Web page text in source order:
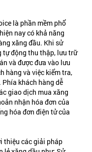
là phần mềm phổ
nay có khả năng
xăng đầu. Khi sử
tự động thu thập, lưu trữ
và được đưa vào lưu
hàng và việc kiểm tra,
khách hàng dễ
giao dịch mua xăng
nhận hóa đơn của
hóa đơn điện tử của
thiệu các giải pháp